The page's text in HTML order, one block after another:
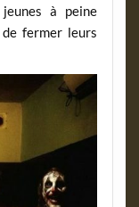
à peine
fermer leurs